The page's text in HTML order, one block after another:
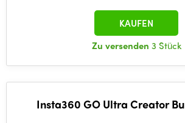
Zu versenden 3 Stück
KAUFEN
Insta360 GO Ultra Creator